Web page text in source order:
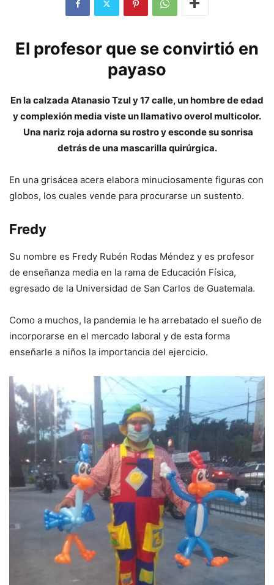
El profesor que se convirtió en
payaso
En la calzada Atanasio Tzul y 17 calle, un hombre de edad
y complexión media viste un llamativo overol multicolor.
Una nariz roja adorna su rostro y esconde su sonrisa
detrás de una mascarilla quirúrgica.
En una grisácea acera elabora minuciosamente figuras con
globos, los cuales vende para procurarse un sustento.
Fredy
Su nombre es Fredy Rubén Rodas Méndez y es profesor
de enseñanza media en la rama de Educación Física,
egresado de la Universidad de San Carlos de Guatemala.
Como a muchos, la pandemia le ha arrebatado el sueño de
incorporarse en el mercado laboral y de esta forma
enseñarle a niños la importancia del ejercicio.